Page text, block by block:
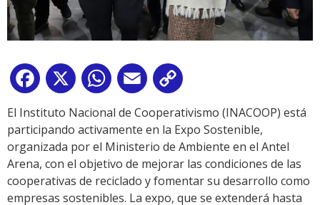
Facebook
X WhatsApp
Email
Link
El Instituto Nacional de Cooperativismo (INACOOP) está
participando activamente en la Expo Sostenible,
organizada por el Ministerio de Ambiente en el Antel
Arena, con el objetivo de mejorar las condiciones de las
cooperativas de reciclado y fomentar su desarrollo como
empresas sostenibles. La expo, que se extenderá hasta